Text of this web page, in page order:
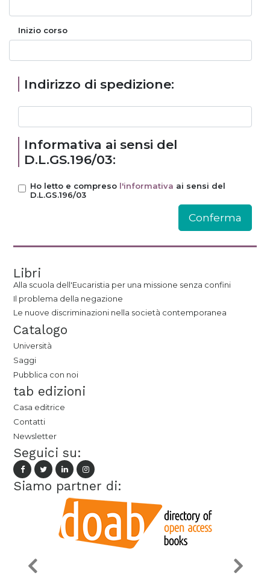
Inizio corso
Indirizzo di spedizione:
Informativa ai sensi del
D.L.GS.196/03:
Ho letto e compreso l'informativa ai sensi del
D.L.GS.196/03
Libri
Alla scuola dell'Eucaristia per una missione senza confini
Il problema della negazione
Le nuove discriminazioni nella società contemporanea
Catalogo
Università
Saggi
Pubblica con noi
tab edizioni
Casa editrice
Contatti
Newsletter
Seguici su:
Siamo partner di: